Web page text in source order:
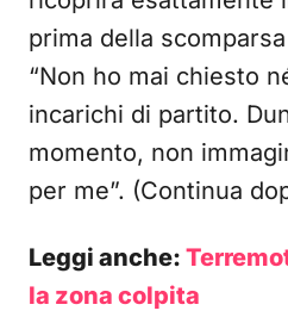
prima della
“Non ho mai chiesto
incarichi di partito.
momento, non
per me”. (Continua
Leggi anche:
la zona colpita